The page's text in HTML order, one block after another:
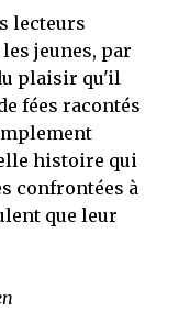
lecteurs
jeunes, par
plaisir qu'il
fées racontés
histoire qui
confrontées à
que leur